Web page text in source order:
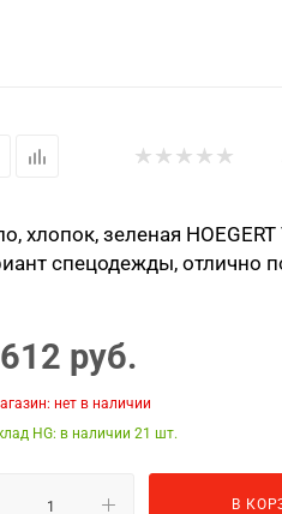
хлопок, зеленая
спецодежды, отлично
руб.
Магазин: нет в наличии
HG: в наличии 21
В